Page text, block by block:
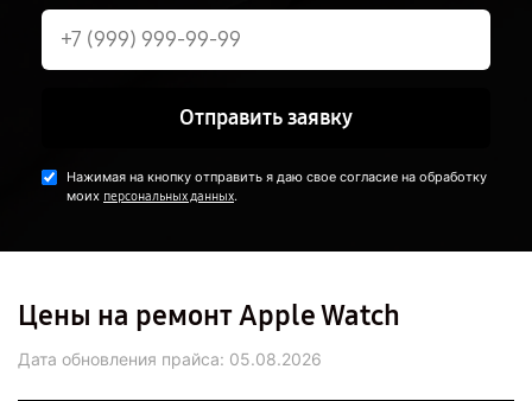
Отправить заявку
Нажимая на кнопку отправить я даю свое согласие на обработку
моих персональных данных.
Цены на ремонт Apple Watch
Дата обновления прайса: 05.08.2026